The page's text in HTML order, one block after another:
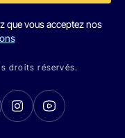
que vous acceptez nos
droits réservés.